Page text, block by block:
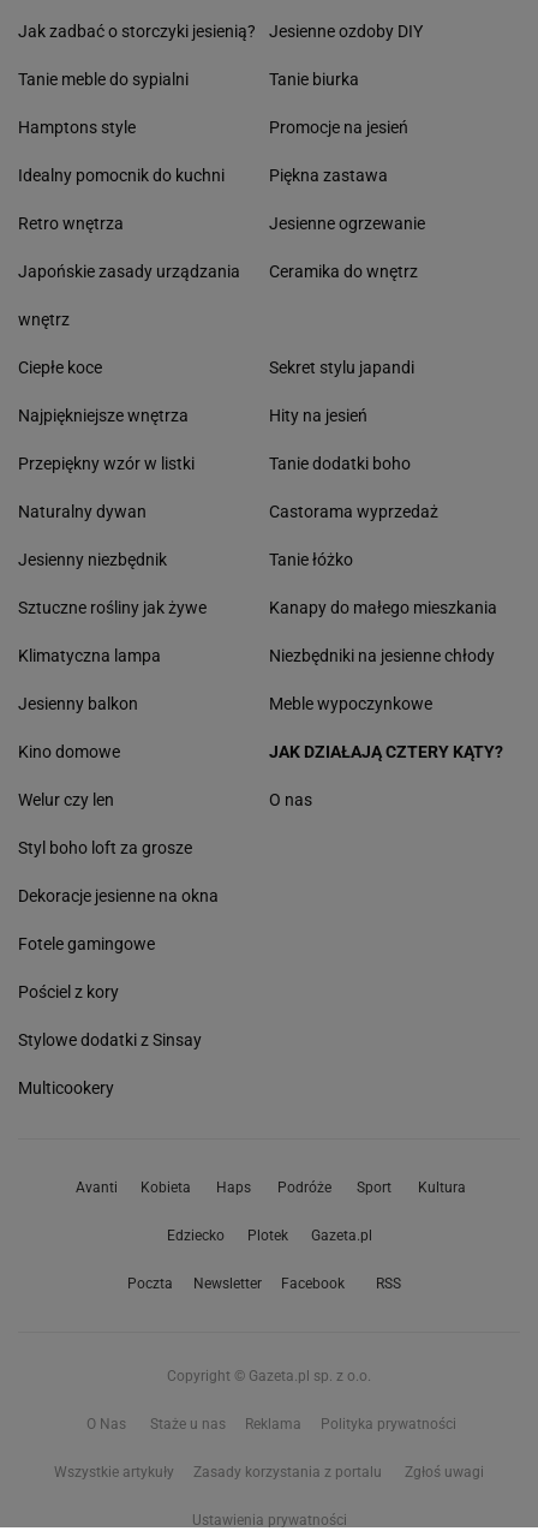
Jak zadbać o storczyki jesienią?
Tanie meble do sypialni
Hamptons style
Idealny pomocnik do kuchni
Retro wnętrza
Japońskie zasady urządzania
wnętrz
Jesienne ozdoby DIY
Tanie biurka
Promocje na jesień
Piękna zastawa
Jesienne ogrzewanie
Ceramika do wnętrz
Ciepłe koce
Najpiękniejsze wnętrza
Przepiękny wzór w listki
Naturalny dywan
Jesienny niezbędnik
Sztuczne rośliny jak żywe
Klimatyczna lampa
Jesienny balkon
Sekret stylu japandi
Hity na jesień
Tanie dodatki boho
Castorama wyprzedaż
Tanie łóżko
Kanapy do małego mieszkania
Niezbędniki na jesienne chłody
Meble wypoczynkowe
Kino domowe
Welur czy len
Styl boho loft za grosze
Dekoracje jesienne na okna
Fotele gamingowe
Pościel z kory
Stylowe dodatki z Sinsay
Multicookery
JAK DZIAŁAJĄ CZTERY KĄTY?
O nas
Avanti Kobieta Haps Podróże Sport Kultura
Edziecko Plotek Gazeta.pl
Poczta Newsletter Facebook RSS
Copyright © Gazeta.pl sp. z o.o.
O Nas Staże u nas Reklama Polityka prywatności
Wszystkie artykuły Zasady korzystania z portalu Zgłoś uwagi
Ustawienia prywatności